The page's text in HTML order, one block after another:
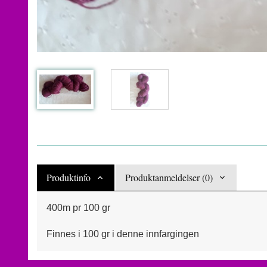
Produktinfo Produktanmeldelser (0)
400m pr 100 gr
Finnes i 100 gr i denne innfargingen